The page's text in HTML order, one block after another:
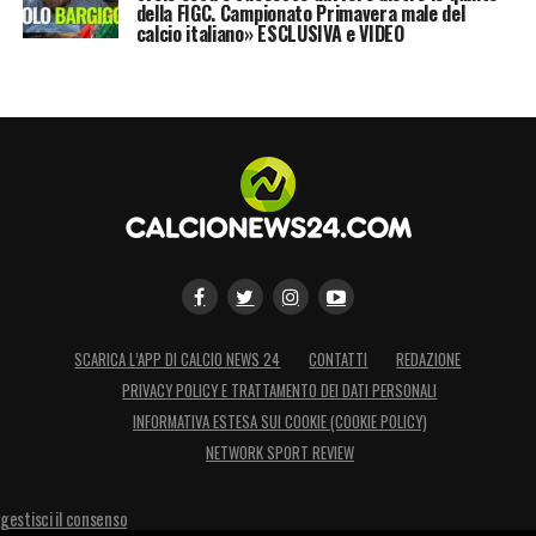
della FIGC. Campionato Primavera male del
calcio italiano» ESCLUSIVA e VIDEO
SCARICA L’APP DI CALCIO NEWS 24 CONTATTI
REDAZIONE
PRIVACY POLICY E TRATTAMENTO DEI DATI PERSONALI
INFORMATIVA ESTESA SUI COOKIE (COOKIE POLICY)
NETWORK SPORT REVIEW
gestisci il consenso